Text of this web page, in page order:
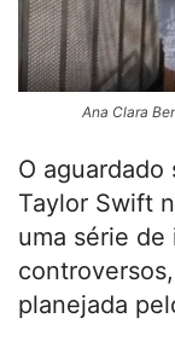
Ana Clara
O aguardado
Taylor Swift
uma série
planejada